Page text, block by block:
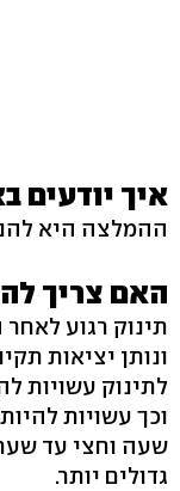
איך יודעים
ההמלצה היא
האם צריך
תינוק רגוע
ונותן יציאות
לתינוק עשויות
וכך עשויות
שעה וחצי עד
גדולים יותר.